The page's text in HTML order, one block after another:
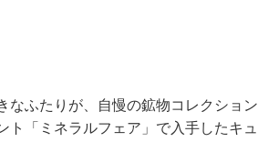
ふたりが、自慢の鉱物コレクション
「ミネラルフェア」で入手したキュ